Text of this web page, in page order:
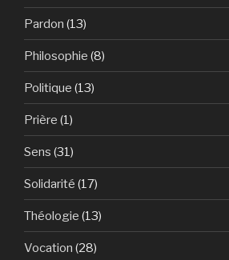
Pardon (13)
Philosophie (8)
Politique (13)
Prière (1)
Sens (31)
Solidarité (17)
Théologie (13)
Vocation (28)